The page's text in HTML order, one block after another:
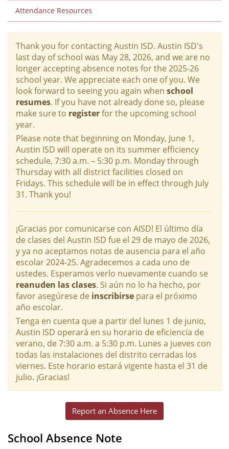
Attendance Resources
Thank you for contacting Austin ISD. Austin ISD's
last day of school was May 28, 2026, and we are no
longer accepting absence notes for the 2025-26
school year. We appreciate each one of you. We
look forward to seeing you again when school
resumes. If you have not already done so, please
make sure to registerfor the upcoming school
year.
Please note that beginning on Monday, June 1,
Austin ISD will operate on its summer efficiency
schedule, 7:30 a.m. – 5:30 p.m. Monday through
Thursday with all district facilities closed on
Fridays. This schedule will be in effect through July
31. Thank you!
¡Gracias por comunicarse con AISD! El último día
de clases del Austin ISD fue el 29 de mayo de 2026,
y ya no aceptamos notas de ausencia para el año
escolar 2024-25. Agradecemos a cada uno de
ustedes. Esperamos verlo nuevamente cuando se
reanuden las clases. Si aún no lo ha hecho, por
favor asegúrese de inscribirse para el próximo
año escolar.
Tenga en cuenta que a partir del lunes 1 de junio,
Austin ISD operará en su horario de eficiencia de
verano, de 7:30 a.m. a 5:30 p.m. Lunes a jueves con
todas las instalaciones del distrito cerradas los
viernes. Este horario estará vigente hasta el 31 de
julio. ¡Gracias!
Report an Absence Here
School Absence Note